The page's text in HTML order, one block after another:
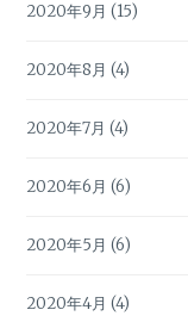
2020年9月 (15)
2020年8月 (4)
2020年7月 (4)
2020年6月 (6)
2020年5月 (6)
2020年4月 (4)